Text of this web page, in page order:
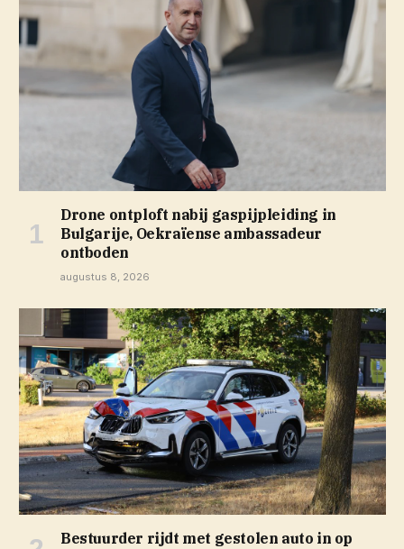
Drone ontploft nabij gaspijpleiding in
Bulgarije, Oekraïense ambassadeur
ontboden
augustus 8, 2026
Bestuurder rijdt met gestolen auto in op